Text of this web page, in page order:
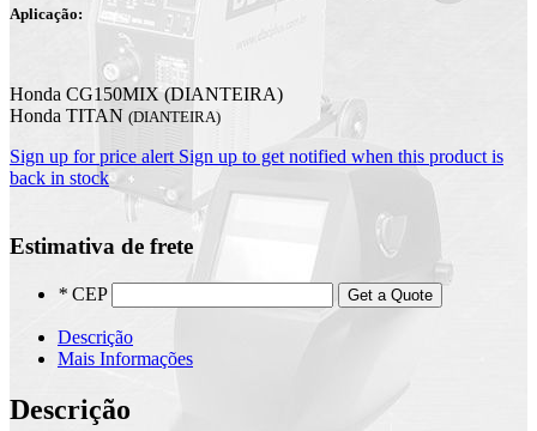
Aplicação:
Honda CG150MIX (DIANTEIRA)
Honda TITAN (DIANTEIRA)
Sign up for price alert Sign up to get notified when this product is
back in stock
Estimativa de frete
* CEP Get a Quote
Descrição
Mais Informações
Descrição